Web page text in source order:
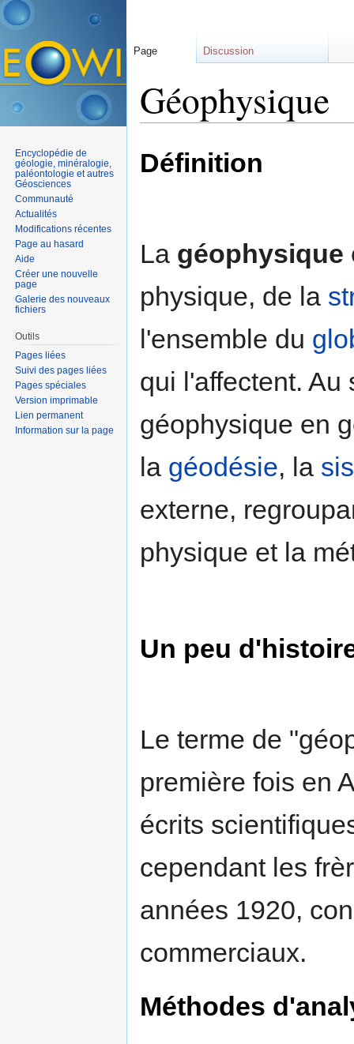
Géophysique
Définition
La géophysique
physique, de la
l'ensemble du
qui l'affectent.
géophysique en
la géodésie, la
externe,
physique et la
Un peu
Le terme de
première fois en
écrits
cependant les
années 1920,
commerciaux.
Méthodes
Page Discussion
Encyclopédie de
géologie, minéralogie,
paléontologie et autres
Géosciences
Communauté
Actualités
Modifications récentes
Page au hasard
Aide
Créer une nouvelle
page
Galerie des nouveaux
fichiers
Outils
Pages liées
Suivi des pages liées
Pages spéciales
Version imprimable
Lien permanent
Information sur la page